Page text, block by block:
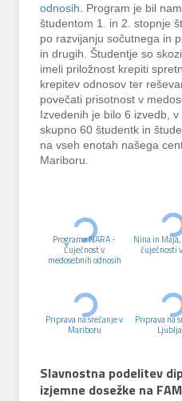
odnosih . Program je bil
študentom 1. in 2. stopnje
po razvijanju sočutnega in
in drugih. Študentje so
imeli priložnost krepiti
krepitev odnosov ter
povečati prisotnost v
Izvedenih je bilo 6 izvedb,
skupno 60 študentk in
na vseh enotah našega
Mariboru.
Programa NARA -
Čuječnost v
medosebnih odnosih
Nina in
čuječnosti
Priprava na srečanje v
Mariboru
Priprava na
Slavnostna podelitev
izjemne dosežke na